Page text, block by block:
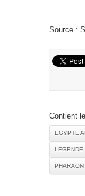
Source :
Contient
EGYPTE
LEGENDE
PHARAON